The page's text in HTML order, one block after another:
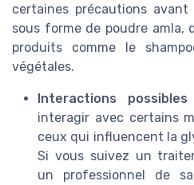
certaines précautions
sous forme de poudre amla,
produits comme le
végétales.
Interactions
interagir avec certains
ceux qui influencent la
Si vous suivez un
un professionnel de